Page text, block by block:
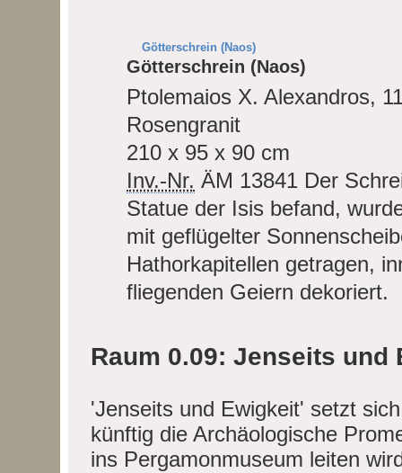
Götterschrein (Naos)
Götterschrein (Naos)
Ptolemaios X. Alexandros,
Rosengranit
210 x 95 x 90 cm
Inv.-Nr. ÄM 13841 Der
Statue der Isis befand,
mit geflügelter
Hathorkapitellen getragen,
fliegenden Geiern dekoriert.
Raum 0.09: Jenseits und
'Jenseits und Ewigkeit' setzt
künftig die Archäologische
ins Pergamonmuseum leiten